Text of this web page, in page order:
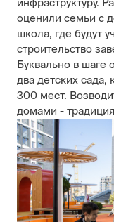
инфраструктуру.
оценили семьи с
школа, где будут
строительство
Буквально в шаге
два детских сада,
300 мест.
домами -